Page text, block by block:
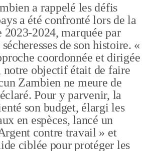
a rappelé les défis
a été confronté lors de la
2023-2024, marquée par
de son histoire. «
coordonnée et dirigée
notre objectif était de faire
Zambien ne meure de
Pour y parvenir, la
son budget, élargi les
en espèces, lancé un
contre travail » et
ciblée pour protéger les